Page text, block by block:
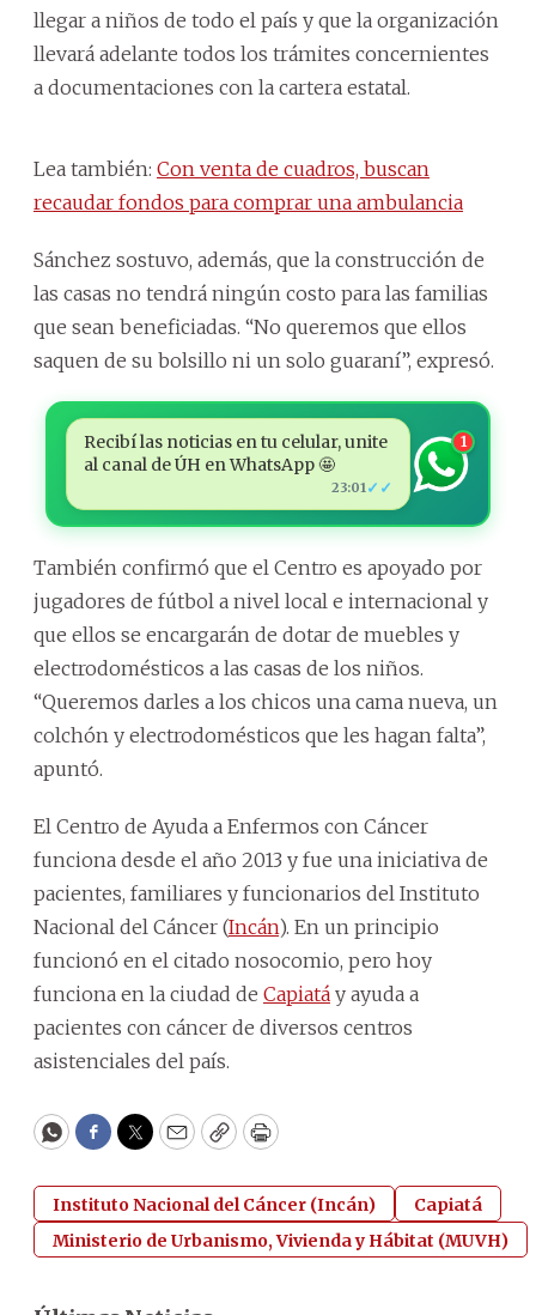
llegar a niños de todo el país y que la organización
llevará adelante todos los trámites concernientes
a documentaciones con la cartera estatal.
Lea también: Con venta de cuadros, buscan
recaudar fondos para comprar una ambulancia
Sánchez sostuvo, además, que la construcción de
las casas no tendrá ningún costo para las familias
que sean beneficiadas. “No queremos que ellos
saquen de su bolsillo ni un solo guaraní”, expresó.
Recibí las noticias en tu celular, unite
al canal de ÚH en WhatsApp 🤩
23:01✓✓
1
También confirmó que el Centro es apoyado por
jugadores de fútbol a nivel local e internacional y
que ellos se encargarán de dotar de muebles y
electrodomésticos a las casas de los niños.
“Queremos darles a los chicos una cama nueva, un
colchón y electrodomésticos que les hagan falta”,
apuntó.
El Centro de Ayuda a Enfermos con Cáncer
funciona desde el año 2013 y fue una iniciativa de
pacientes, familiares y funcionarios del Instituto
Nacional del Cáncer (Incán). En un principio
funcionó en el citado nosocomio, pero hoy
funciona en la ciudad de Capiatá y ayuda a
pacientes con cáncer de diversos centros
asistenciales del país.
WhatsApp
Facebook
Twitter
EmailCopyPrint
Instituto Nacional del Cáncer (Incán)
Capiatá
Ministerio de Urbanismo, Vivienda y Hábitat (MUVH)